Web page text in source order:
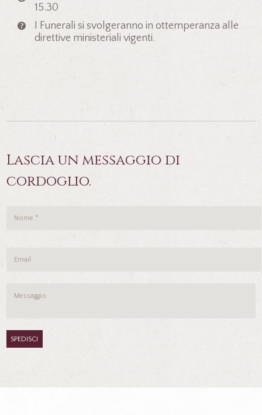
15.30
I Funerali si svolgeranno in ottemperanza alle
direttive ministeriali vigenti.
Lascia un messaggio di
cordoglio.